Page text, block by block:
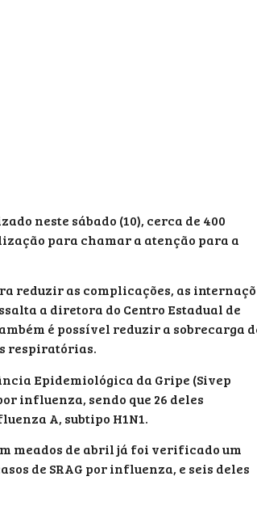
neste sábado (10), cerca de 400
para chamar a atenção para a
reduzir as complicações, as
a diretora do Centro Estadual de
é possível reduzir a sobrecarga
respiratórias.
Epidemiológica da Gripe (Sivep
influenza, sendo que 26 deles
A, subtipo H1N1.
meados de abril já foi verificado um
de SRAG por influenza, e seis deles